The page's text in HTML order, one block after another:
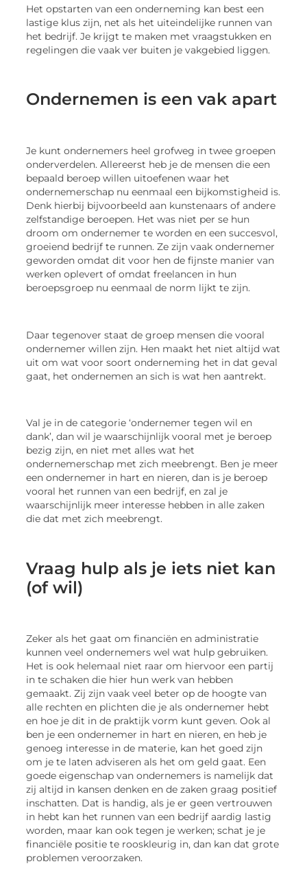
Het opstarten van een onderneming kan best een
lastige klus zijn, net als het uiteindelijke runnen van
het bedrijf. Je krijgt te maken met vraagstukken en
regelingen die vaak ver buiten je vakgebied liggen.
Ondernemen is een vak apart
Je kunt ondernemers heel grofweg in twee groepen
onderverdelen. Allereerst heb je de mensen die een
bepaald beroep willen uitoefenen waar het
ondernemerschap nu eenmaal een bijkomstigheid is.
Denk hierbij bijvoorbeeld aan kunstenaars of andere
zelfstandige beroepen. Het was niet per se hun
droom om ondernemer te worden en een succesvol,
groeiend bedrijf te runnen. Ze zijn vaak ondernemer
geworden omdat dit voor hen de fijnste manier van
werken oplevert of omdat freelancen in hun
beroepsgroep nu eenmaal de norm lijkt te zijn.
Daar tegenover staat de groep mensen die vooral
ondernemer willen zijn. Hen maakt het niet altijd wat
uit om wat voor soort onderneming het in dat geval
gaat, het ondernemen an sich is wat hen aantrekt.
Val je in de categorie ‘ondernemer tegen wil en
dank’, dan wil je waarschijnlijk vooral met je beroep
bezig zijn, en niet met alles wat het
ondernemerschap met zich meebrengt. Ben je meer
een ondernemer in hart en nieren, dan is je beroep
vooral het runnen van een bedrijf, en zal je
waarschijnlijk meer interesse hebben in alle zaken
die dat met zich meebrengt.
Vraag hulp als je iets niet kan
(of wil)
Zeker als het gaat om financiën en administratie
kunnen veel ondernemers wel wat hulp gebruiken.
Het is ook helemaal niet raar om hiervoor een partij
in te schaken die hier hun werk van hebben
gemaakt. Zij zijn vaak veel beter op de hoogte van
alle rechten en plichten die je als ondernemer hebt
en hoe je dit in de praktijk vorm kunt geven. Ook al
ben je een ondernemer in hart en nieren, en heb je
genoeg interesse in de materie, kan het goed zijn
om je te laten adviseren als het om geld gaat. Een
goede eigenschap van ondernemers is namelijk dat
zij altijd in kansen denken en de zaken graag positief
inschatten. Dat is handig, als je er geen vertrouwen
in hebt kan het runnen van een bedrijf aardig lastig
worden, maar kan ook tegen je werken; schat je je
financiële positie te rooskleurig in, dan kan dat grote
problemen veroorzaken.